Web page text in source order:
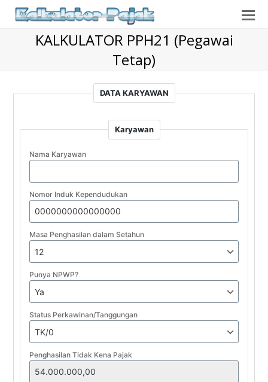
KALKULATOR PPH21 (Pegawai
Tetap)
DATA KARYAWAN
Karyawan
Nama Karyawan
Nomor Induk Kependudukan
Masa Penghasilan dalam Setahun
Punya NPWP?
Status Perkawinan/Tanggungan
Penghasilan Tidak Kena Pajak